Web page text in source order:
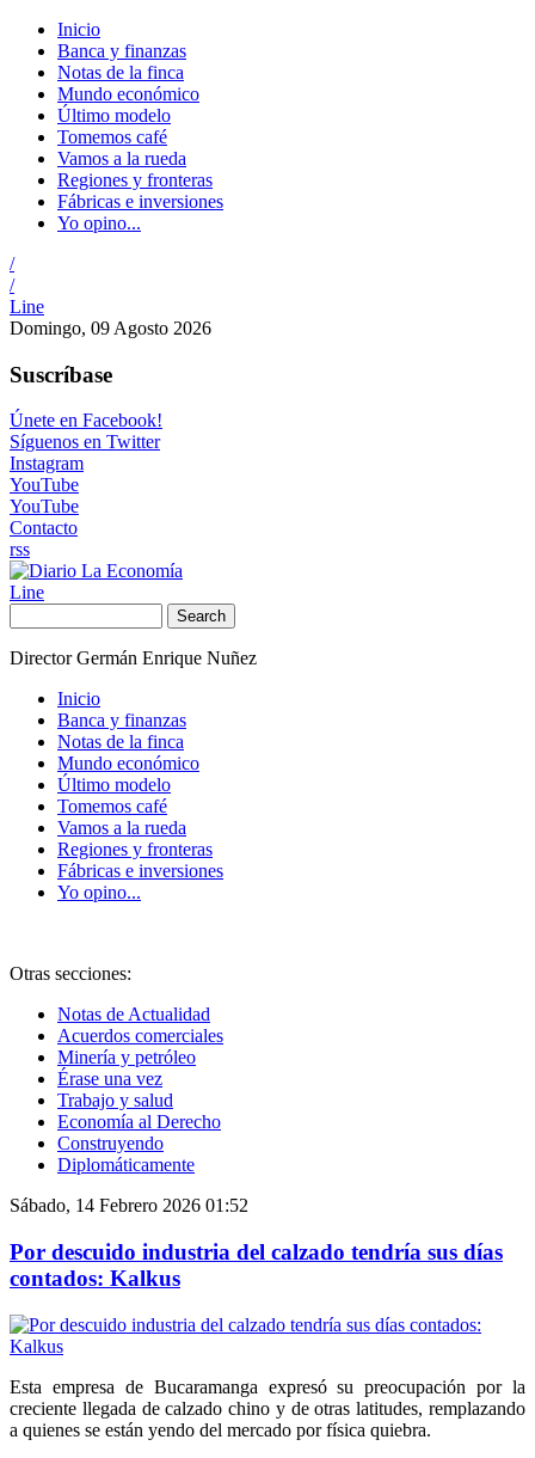
Inicio
Banca y finanzas
Notas de la finca
Mundo económico
Último modelo
Tomemos café
Vamos a la rueda
Regiones y fronteras
Fábricas e inversiones
Yo opino...
/
/
Line
Domingo, 09 Agosto 2026
Suscríbase
Únete en Facebook!
Síguenos en Twitter
Instagram
YouTube
YouTube
Contacto
rss
Line
Search
Director Germán Enrique Nuñez
Inicio
Banca y finanzas
Notas de la finca
Mundo económico
Último modelo
Tomemos café
Vamos a la rueda
Regiones y fronteras
Fábricas e inversiones
Yo opino...
Otras secciones:
Notas de Actualidad
Acuerdos comerciales
Minería y petróleo
Érase una vez
Trabajo y salud
Economía al Derecho
Construyendo
Diplomáticamente
Sábado, 14 Febrero 2026 01:52
Por descuido industria del calzado tendría sus días
contados: Kalkus
Esta empresa de Bucaramanga expresó su preocupación por la
creciente llegada de calzado chino y de otras latitudes, remplazando
a quienes se están yendo del mercado por física quiebra.